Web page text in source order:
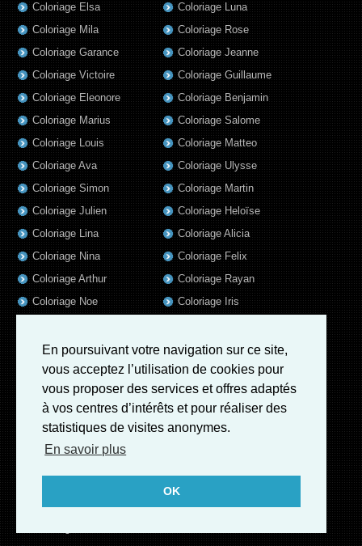
En poursuivant votre navigation sur ce site,
vous acceptez l’utilisation de cookies pour
vous proposer des services et offres adaptés
à vos centres d’intérêts et pour réaliser des
statistiques de visites anonymes.
En savoir plus
OK
Coloriage Elsa
Coloriage Mila
Coloriage Garance
Coloriage Victoire
Coloriage Eleonore
Coloriage Marius
Coloriage Louis
Coloriage Ava
Coloriage Simon
Coloriage Julien
Coloriage Lina
Coloriage Nina
Coloriage Arthur
Coloriage Noe
Coloriage Luna
Coloriage Rose
Coloriage Jeanne
Coloriage Guillaume
Coloriage Benjamin
Coloriage Salome
Coloriage Matteo
Coloriage Ulysse
Coloriage Martin
Coloriage Heloïse
Coloriage Alicia
Coloriage Felix
Coloriage Rayan
Coloriage Iris
Coloriage Charles
Coloriage Oscar
Coloriage Agathe
Coloriage Quentin
Coloriage Pierre
Coloriage Fatoumata
Coloriage Adrien